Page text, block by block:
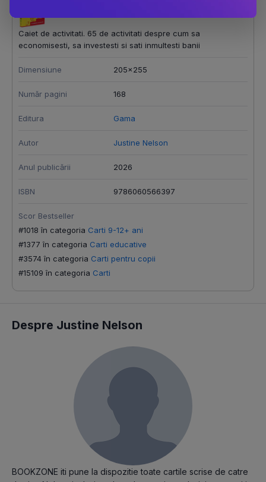
Caiet de activitati. 65 de activitati despre cum sa
economisesti, sa investesti si sati inmultesti banii
Dimensiune 205x255
Număr pagini 168
Editura Gama
Autor Justine Nelson
Anul publicării 2026
ISBN 9786060566397
Scor Bestseller
#1018 în categoria Carti 9-12+ ani
#1377 în categoria Carti educative
#3574 în categoria Carti pentru copii
#15109 în categoria Carti
Despre Justine Nelson
BOOKZONE iti pune la dispozitie toate cartile scrise de catre